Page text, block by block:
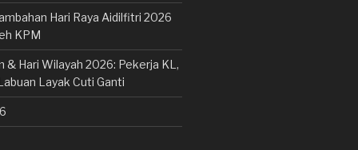
Hari Raya Aidilfitri 2026
KPM
& Hari Wilayah 2026: Pekerja KL,
Layak Cuti Ganti